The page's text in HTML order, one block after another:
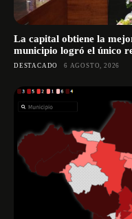
La capital obtiene la
municipio logró el único
DESTACADO 6 AGOSTO, 2026